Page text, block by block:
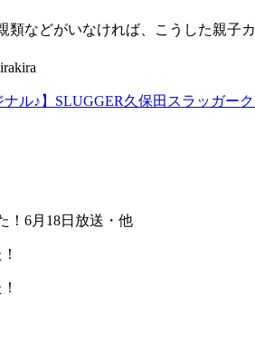
などがいなければ、こうした親
ル♪】SLUGGER久保田スラッガ
！6月18日放送・他